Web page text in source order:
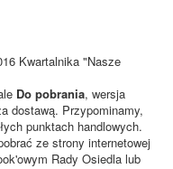
Kwartalnika "Nasze
Do pobrania, wersja
dostawą. Przypominamy,
punktach handlowych.
ze strony internetowej
Rady Osiedla lub